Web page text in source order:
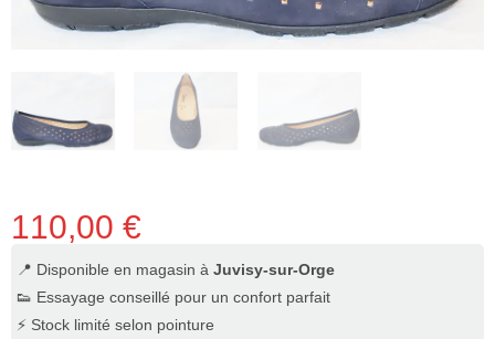
110,00 €
📍 Disponible en magasin à Juvisy-sur-Orge
👟 Essayage conseillé pour un confort parfait
⚡ Stock limité selon pointure